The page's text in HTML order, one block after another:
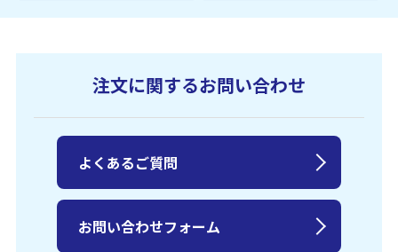
注文に関するお問い合わせ
よくあるご質問
お問い合わせフォーム